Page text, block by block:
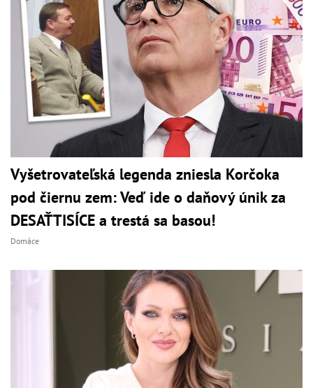
Vyšetrovateľská legenda zniesla Korčoka
pod čiernu zem: Veď ide o daňový únik za
DESAŤTISÍCE a trestá sa basou!
Domáce